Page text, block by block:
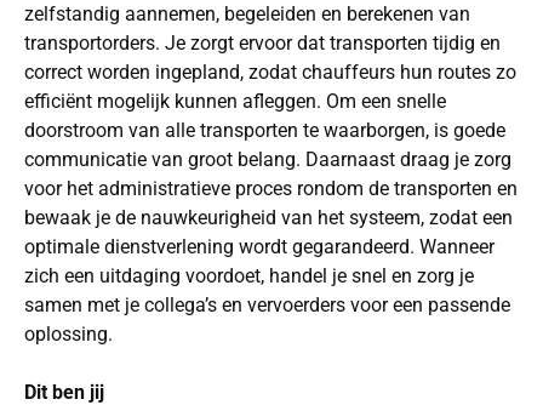
zelfstandig aannemen, begeleiden en berekenen van
transportorders. Je zorgt ervoor dat transporten tijdig en
correct worden ingepland, zodat chauffeurs hun routes zo
efficiënt mogelijk kunnen afleggen. Om een snelle
doorstroom van alle transporten te waarborgen, is goede
communicatie van groot belang. Daarnaast draag je zorg
voor het administratieve proces rondom de transporten en
bewaak je de nauwkeurigheid van het systeem, zodat een
optimale dienstverlening wordt gegarandeerd. Wanneer
zich een uitdaging voordoet, handel je snel en zorg je
samen met je collega’s en vervoerders voor een passende
oplossing.
Dit ben jij